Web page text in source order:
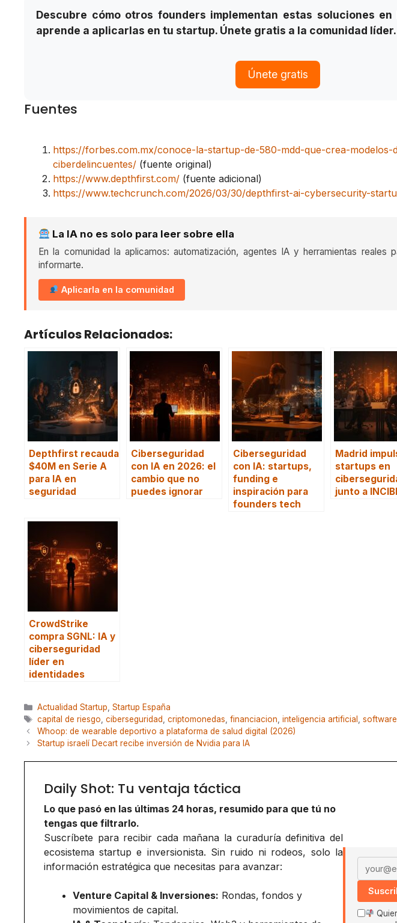
Descubre cómo otros founders implementan estas soluciones
aprende a aplicarlas en tu startup. Únete gratis a la comunidad líder.
Únete gratis
Fuentes
https://forbes.com.mx/conoce-la-startup-de-580-mdd-que-crea-
ciberdelincuentes/ (fuente original)
https://www.depthfirst.com/ (fuente adicional)
https://www.techcrunch.com/2026/03/30/depthfirst-ai-cybersecurity-
La IA no es solo para leer sobre ella
En la comunidad la aplicamos: automatización, agentes IA y herramientas reales
informarte.
Aplicarla en la comunidad
Artículos Relacionados:
Depthfirst recauda
$40M en Serie A
para IA en
seguridad
Ciberseguridad
con IA en 2026: el
cambio que no
puedes ignorar
Ciberseguridad
con IA: startups,
funding e
inspiración para
founders tech
Madrid
startups en
junto a
CrowdStrike
compra SGNL: IA y
ciberseguridad
líder en
identidades
Categorías
Actualidad Startup Startup España
Etiquetas
capital de riesgo ciberseguridad criptomonedas financiacion inteligencia artificial
software
Whoop: de wearable deportivo a plataforma de salud digital (2026)
Startup israelí Decart recibe inversión de Nvidia para IA
Daily Shot: Tu ventaja táctica
Lo que pasó en las últimas 24 horas, resumido para que tú no
tengas que filtrarlo.
Suscríbete para recibir cada mañana la curaduría definitiva del
ecosistema startup e inversionista. Sin ruido ni rodeos, solo la
información estratégica que necesitas para avanzar:
Venture Capital & Inversiones: Rondas, fondos y
movimientos de capital.
Email